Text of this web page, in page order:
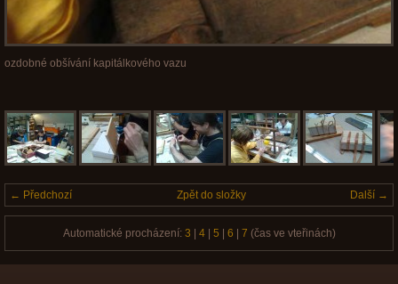
ozdobné obšívání kapitálkového vazu
← Předchozí Další →
Zpět do složky
Automatické procházení: 3 4| 5 6 7 (čas ve vteřinách)